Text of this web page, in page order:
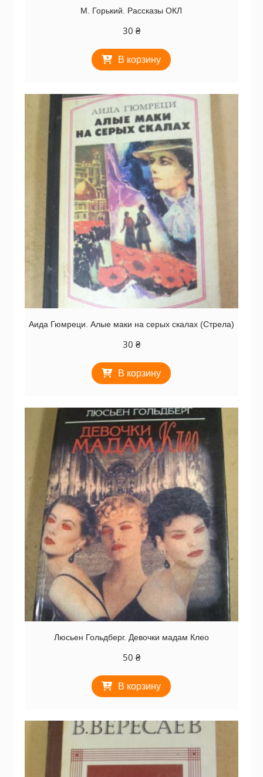
М. Горький. Рассказы ОКЛ
30 ₴
В корзину
Аида Гюмреци. Алые маки на серых скалах (Стрела)
30 ₴
В корзину
Люсьен Гольдберг. Девочки мадам Клео
50 ₴
В корзину